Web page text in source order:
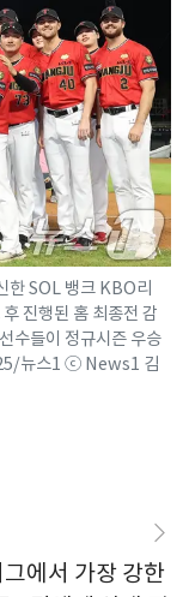
한 SOL 뱅크 KBO리
진행된 홈 최종전 감
수들이 정규시즌 우승
뉴스1 ⓒ News1 김
에서 가장 강한